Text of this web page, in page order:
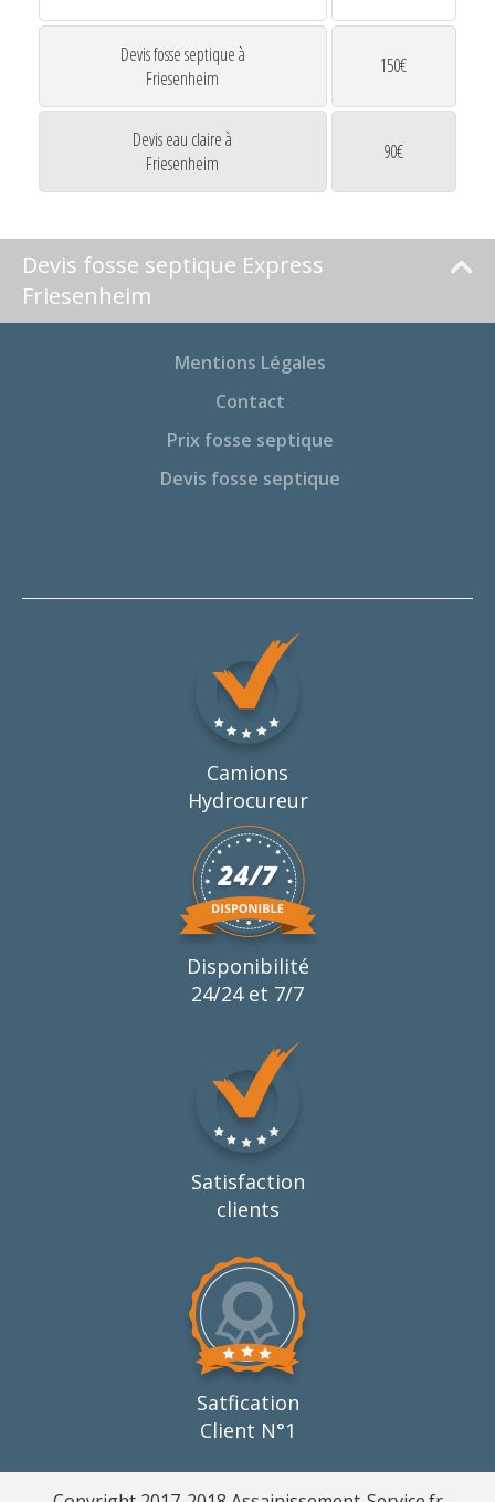
Devis fosse septique à
Friesenheim
150€
Devis eau claire à
Friesenheim
90€
Devis fosse septique Express
Friesenheim
Mentions Légales
Contact
Prix fosse septique
Devis fosse septique
Camions
Hydrocureur
Disponibilité
24/24 et 7/7
Satisfaction
clients
Satfication
Client N°1